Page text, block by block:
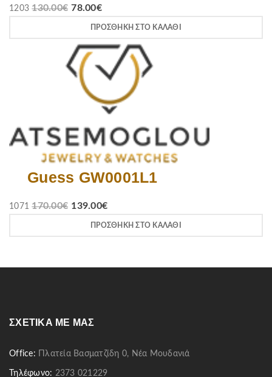
1203 130.00€ 78.00€
ΠΡΟΣΘΉΚΗ ΣΤΟ ΚΑΛΆΘΙ
Guess GW0001L1
1071 170.00€ 139.00€
ΠΡΟΣΘΉΚΗ ΣΤΟ ΚΑΛΆΘΙ
ΣΧΕΤΙΚΆ ΜΕ ΜΑΣ
Office: Πλατεία Βασματζίδη 0, Νέα Μουδανιά
Τηλέφωνο: 2373 021229